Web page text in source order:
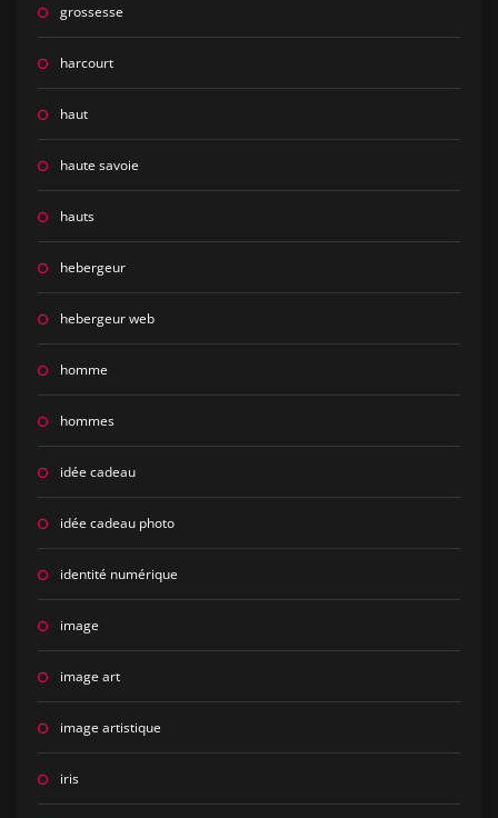
grossesse
harcourt
haut
haute savoie
hauts
hebergeur
hebergeur web
homme
hommes
idée cadeau
idée cadeau photo
identité numérique
image
image art
image artistique
iris